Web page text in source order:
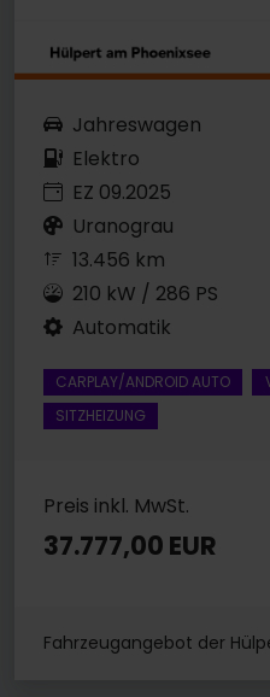
Jahreswagen
Elektro
EZ 09.2025
Uranograu
13.456 km
210 kW / 286 PS
Automatik
CARPLAY/ANDROID AUTO
SITZHEIZUNG
Preis inkl. MwSt.
37.777,00 EUR
Fahrzeugangebot der